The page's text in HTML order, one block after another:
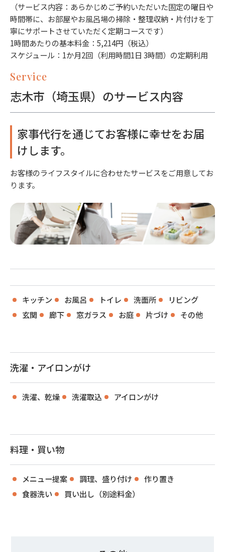
（サービス内容：あらかじめご予約いただいた固定の曜日や
時間帯に、お部屋やお風呂場の掃除・整理収納・片付けを丁
寧にサポートさせていただく定期コースです）
1時間あたりの基本料金：5,214円（税込）
スケジュール：1か月2回（利用時間1日 3時間）の定期利用
Service
志木市（埼玉県）のサービス内容
家事代行を通じてお客様に幸せをお届
けします。
お客様のライフスタイルに合わせたサービスをご用意してお
ります。
キッチン お風呂 トイレ 洗面所
リビング
玄関
廊下 窓ガラス お庭 片づけ その他
洗濯・アイロンがけ
洗濯、乾燥 洗濯取込 アイロンがけ
料理・買い物
メニュー提案 調理、盛り付け
作り置き
食器洗い
買い出し（別途料金）